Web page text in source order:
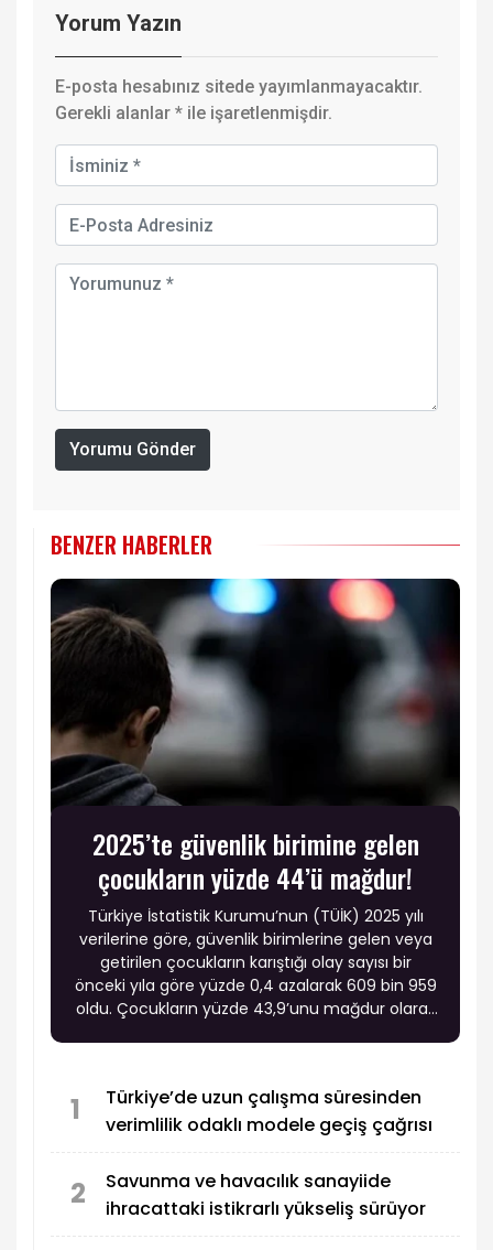
Yorum Yazın
E-posta hesabınız sitede yayımlanmayacaktır.
Gerekli alanlar * ile işaretlenmişdir.
Yorumu Gönder
BENZER HABERLER
2025’te güvenlik birimine gelen
çocukların yüzde 44’ü mağdur!
Türkiye İstatistik Kurumu’nun (TÜİK) 2025 yılı
verilerine göre, güvenlik birimlerine gelen veya
getirilen çocukların karıştığı olay sayısı bir
önceki yıla göre yüzde 0,4 azalarak 609 bin 959
oldu. Çocukların yüzde 43,9’unu mağdur olarak
1
Türkiye’de uzun çalışma süresinden
verimlilik odaklı modele geçiş çağrısı
2
Savunma ve havacılık sanayiide
ihracattaki istikrarlı yükseliş sürüyor